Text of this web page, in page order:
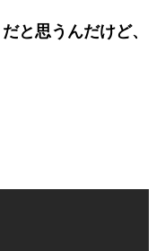
だと思うんだけど、